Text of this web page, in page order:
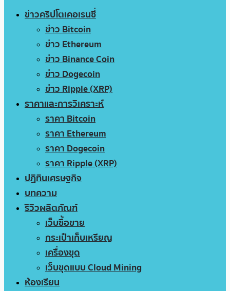
ข่าวคริปโตเคอเรนซี่
ข่าว Bitcoin
ข่าว Ethereum
ข่าว Binance Coin
ข่าว Dogecoin
ข่าว Ripple (XRP)
ราคาและการวิเคราะห์
ราคา Bitcoin
ราคา Ethereum
ราคา Dogecoin
ราคา Ripple (XRP)
ปฏิทินเศรษฐกิจ
บทความ
รีวิวผลิตภัณฑ์
เว็บซื้อขาย
กระเป๋าเก็บเหรียญ
เครื่องขุด
เว็บขุดแบบ Cloud Mining
ห้องเรียน